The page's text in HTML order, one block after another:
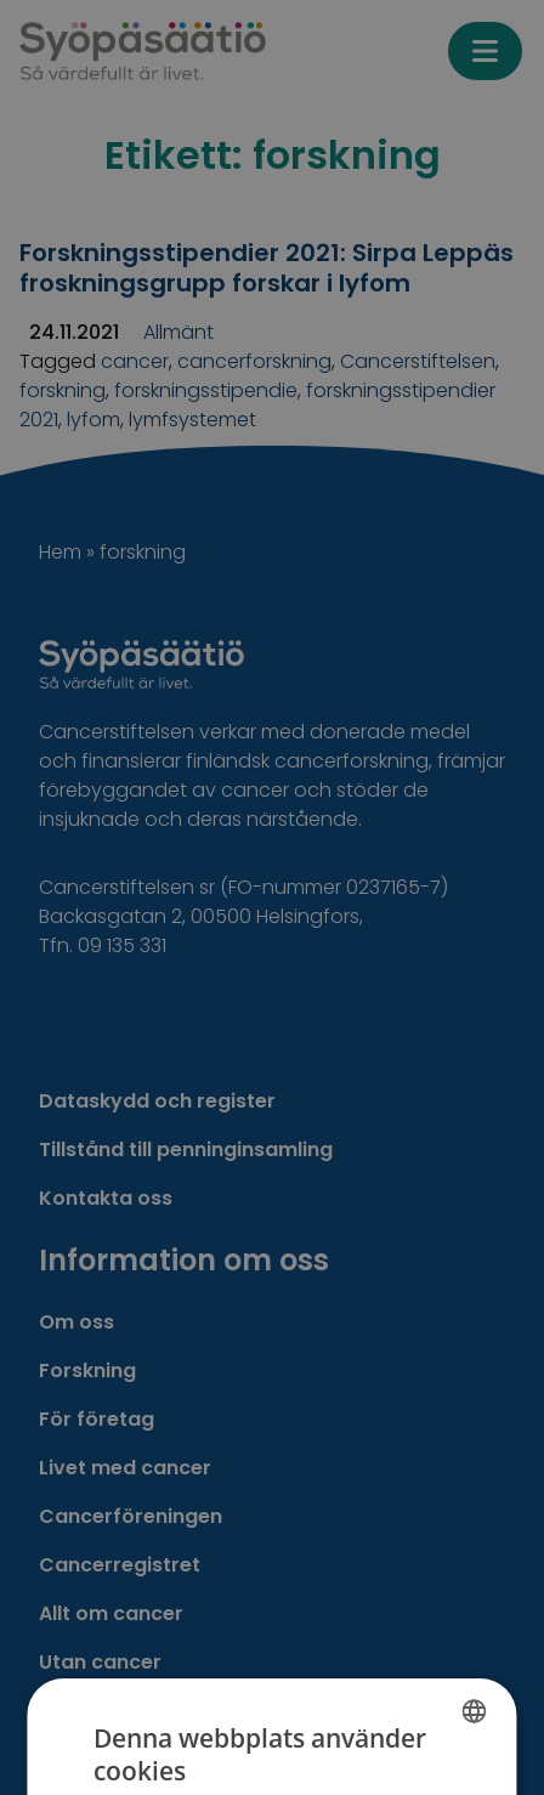
Etikett: forskning
Forskningsstipendier 2021: Sirpa Leppäs
froskningsgrupp forskar i lyfom
24.11.2021
Allmänt
Tagged cancer, cancerforskning, Cancerstiftelsen,
forskning, forskningsstipendie, forskningsstipendier
2021, lyfom, lymfsystemet
Hem » forskning
Cancerstiftelsen verkar med donerade medel
och finansierar finländsk cancerforskning, främjar
förebyggandet av cancer och stöder de
insjuknade och deras närstående.
Cancerstiftelsen sr (FO-nummer 0237165-7)
Backasgatan 2, 00500 Helsingfors,
Tfn. 09 135 331
Dataskydd och register
Tillstånd till penninginsamling
Kontakta oss
Information om oss
Om oss
Forskning
För företag
Livet med cancer
Cancerföreningen
Cancerregistret
Allt om cancer
Utan cancer
Donera
Denna webbplats använder
cookies